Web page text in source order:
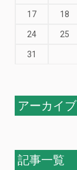
17 18
24 25
31
アーカイブ
記事一覧